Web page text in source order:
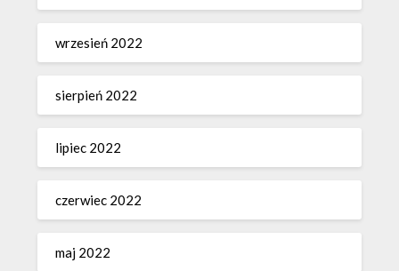
wrzesień 2022
sierpień 2022
lipiec 2022
czerwiec 2022
maj 2022